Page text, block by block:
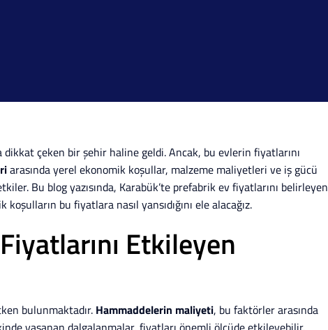
çeken bir şehir haline geldi. Ancak, bu evlerin fiyatlarını
arasında yerel ekonomik koşullar, malzeme maliyetleri ve iş gücü
Bu blog yazısında, Karabük’te prefabrik ev fiyatlarını belirleyen
bu fiyatlara nasıl yansıdığını ele alacağız.
Etkileyen
bulunmaktadır. Hammaddelerin maliyeti, bu faktörler arasında